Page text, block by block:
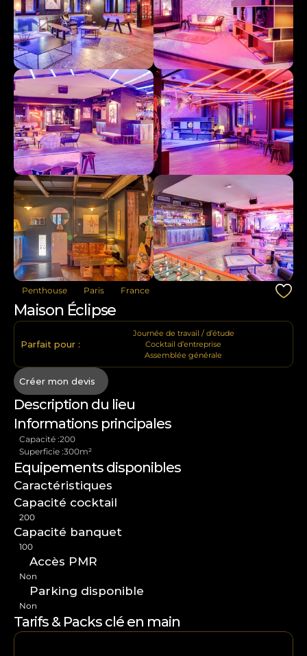
Penthouse Paris France
Maison Éclipse
Parfait pour :
Journée de travail / d’étude
Cocktail d’entreprise
Assemblée générale
Créer mon devis
Description du lieu
Informations principales
Capacité :200
Superficie :300m²
Equipements disponibles
Caractéristiques
Capacité cocktail
200
Capacité banquet
100
Accès PMR
Non
Parking disponible
Non
Tarifs & Packs clé en main